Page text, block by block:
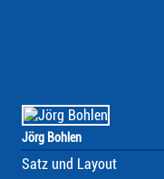
Jörg Bohlen
Satz und Layout